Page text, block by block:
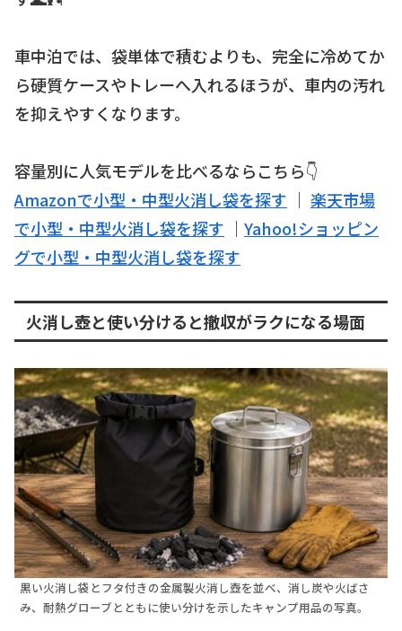
車中泊では、袋単体で積むよりも、完全に冷めてか
ら硬質ケースやトレーへ入れるほうが、車内の汚れ
を抑えやすくなります。
容量別に人気モデルを比べるならこちら👇
Amazonで小型・中型火消し袋を探す ｜ 楽天市場
で小型・中型火消し袋を探す ｜ Yahoo!ショッピン
グで小型・中型火消し袋を探す
火消し壺と使い分けると撤収がラクになる場面
黒い火消し袋とフタ付きの金属製火消し壺を並べ、消し炭や火ばさ
み、耐熱グローブとともに使い分けを示したキャンプ用品の写真。